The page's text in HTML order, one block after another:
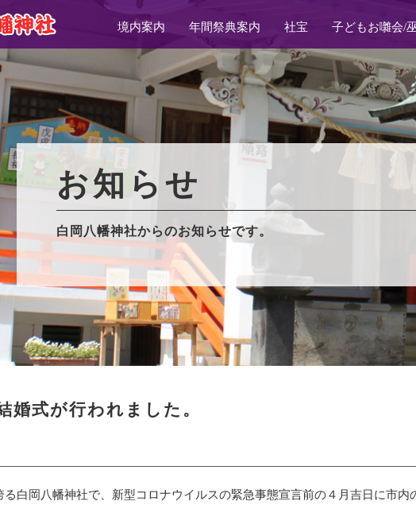
境内案内 年間祭典案内 社宝 子どもお囃会/
お知らせ
白岡八幡神社からのお知らせです。
婚式が行われました。
白岡八幡神社で、新型コロナウイルスの緊急事態宣言前の４月吉日に市内